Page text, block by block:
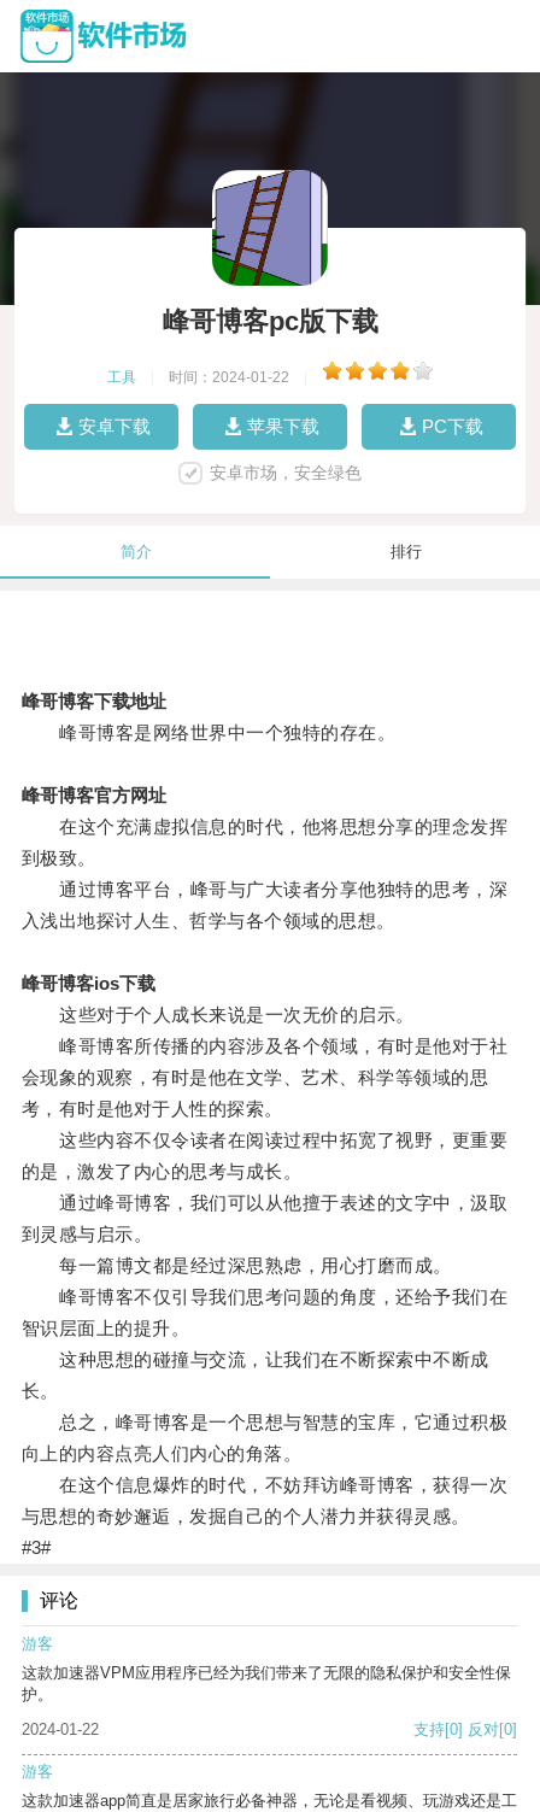
峰哥博客pc版下载
工具 时间：2024-01-22
安卓下载 苹果下载 PC下载
安卓市场，安全绿色
简介 排行
峰哥博客下载地址
峰哥博客是网络世界中一个独特的存在。
峰哥博客官方网址
在这个充满虚拟信息的时代，他将思想分享的理念发挥
到极致。
通过博客平台，峰哥与广大读者分享他独特的思考，深
入浅出地探讨人生、哲学与各个领域的思想。
峰哥博客ios下载
这些对于个人成长来说是一次无价的启示。
峰哥博客所传播的内容涉及各个领域，有时是他对于社
会现象的观察，有时是他在文学、艺术、科学等领域的思
考，有时是他对于人性的探索。
这些内容不仅令读者在阅读过程中拓宽了视野，更重要
的是，激发了内心的思考与成长。
通过峰哥博客，我们可以从他擅于表述的文字中，汲取
到灵感与启示。
每一篇博文都是经过深思熟虑，用心打磨而成。
峰哥博客不仅引导我们思考问题的角度，还给予我们在
智识层面上的提升。
这种思想的碰撞与交流，让我们在不断探索中不断成
长。
总之，峰哥博客是一个思想与智慧的宝库，它通过积极
向上的内容点亮人们内心的角落。
在这个信息爆炸的时代，不妨拜访峰哥博客，获得一次
与思想的奇妙邂逅，发掘自己的个人潜力并获得灵感。
#3#
评论
游客
这款加速器VPM应用程序已经为我们带来了无限的隐私保护和安全性保
护。
2024-01-22
支持[0] 反对[0]
游客
这款加速器app简直是居家旅行必备神器，无论是看视频、玩游戏还是工